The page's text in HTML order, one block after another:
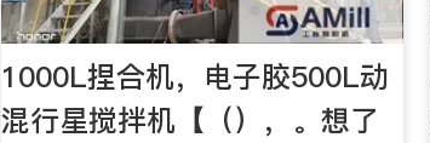
1000L捏合机，电子胶500L动
混行星搅拌机【（），。想了